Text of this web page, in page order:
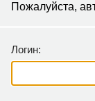
Пожалуйста,
Логин: